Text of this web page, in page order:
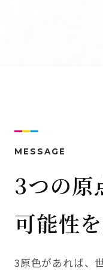
MESSAGE
3つの原
可能性
3原色があれば、